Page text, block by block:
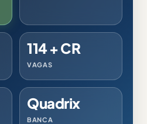
114 + CR
VAGAS
Quadrix
BANCA